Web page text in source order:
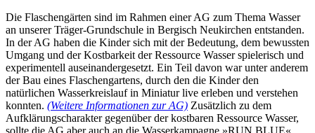
Die Flaschengärten sind im Rahmen einer AG zum Thema Wasser
an unserer Träger-Grundschule in Bergisch Neukirchen entstanden.
In der AG haben die Kinder sich mit der Bedeutung, dem bewussten
Umgang und der Kostbarkeit der Ressource Wasser spielerisch und
experimentell auseinandergesetzt. Ein Teil davon war unter anderem
der Bau eines Flaschengartens, durch den die Kinder den
natürlichen Wasserkreislauf in Miniatur live erleben und verstehen
konnten. (Weitere Informationen zur AG) Zusätzlich zu dem
Aufklärungscharakter gegenüber der kostbaren Ressource Wasser,
sollte die AG aber auch an die Wasserkampagne »RUN BLUE«